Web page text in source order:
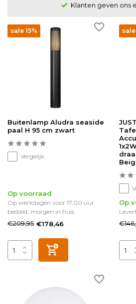
Klanten geven ons
sale 15%
Buitenlamp Aludra seaside
paal H 95 cm zwart
Vergelijk
Op voorraad
Op werkdagen voor 17.00 uur
besteld, morgen in huis
€209,95 €178,46
Op